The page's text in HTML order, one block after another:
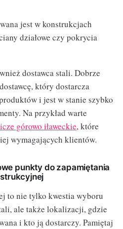
jest w konstrukcjach
działowe czy pokrycia
dostawca stali. Dobrze
który dostarcza
i jest w stanie szybko
Na przykład warte
górowo iławeckie, które
wymagających klientów.
punkty do zapamiętania
to nie tylko kwestia wyboru
ale także lokalizacji, gdzie
i kto ją dostarczy. Pamiętaj